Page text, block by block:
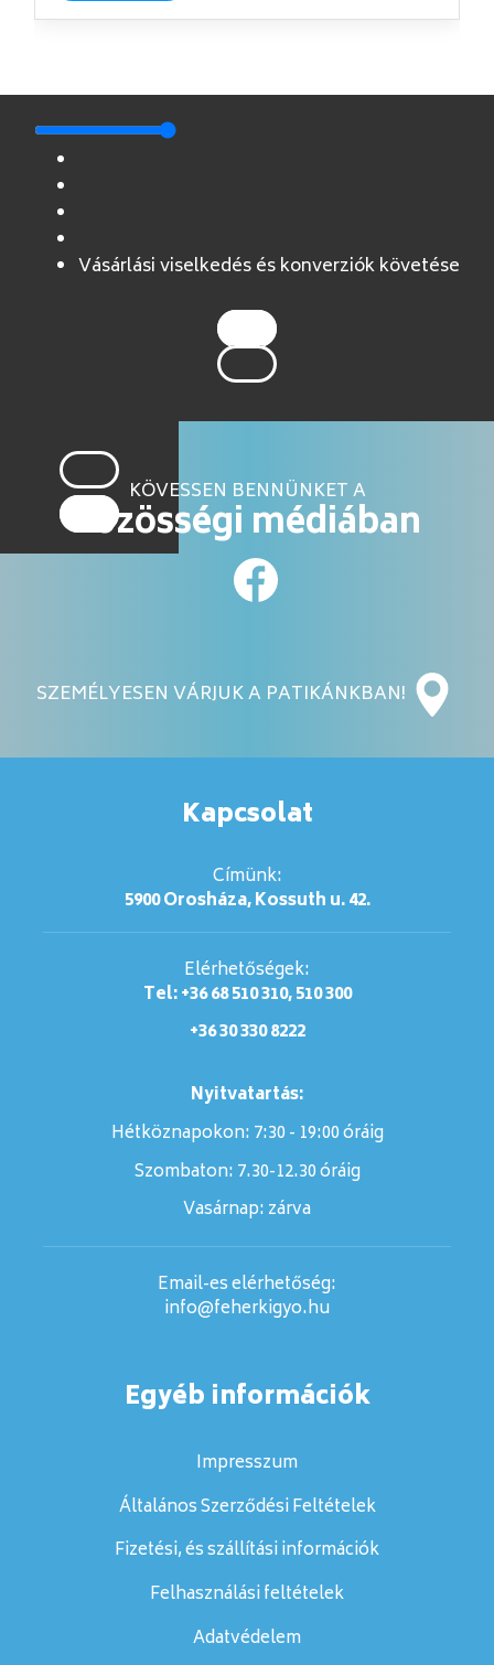
Vásárlási viselkedés és konverziók követése
KÖVESSEN BENNÜNKET A
közösségi médiában
SZEMÉLYESEN VÁRJUK A PATIKÁNKBAN!
Kapcsolat
Címünk:
5900 Orosháza, Kossuth u. 42.
Elérhetőségek:
Tel: +36 68 510 310, 510 300
+36 30 330 8222
Nyitvatartás:
Hétköznapokon: 7:30 - 19:00 óráig
Szombaton:7.30-12.30 óráig
Vasárnap:zárva
Email-es elérhetőség:
info@feherkigyo.hu
Egyéb információk
Impresszum
Általános Szerződési Feltételek
Fizetési, és szállítási információk
Felhasználási feltételek
Adatvédelem